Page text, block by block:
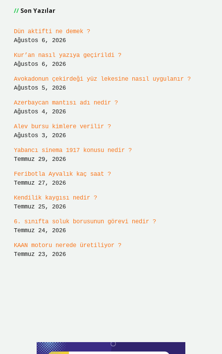
Son Yazılar
Dün aktifti ne demek ?
Ağustos 6, 2026
Kur’an nasıl yazıya geçirildi ?
Ağustos 6, 2026
Avokadonun çekirdeği yüz lekesine nasıl uygulanır ?
Ağustos 5, 2026
Azerbaycan mantısı adı nedir ?
Ağustos 4, 2026
Alev bursu kimlere verilir ?
Ağustos 3, 2026
Yabancı sinema 1917 konusu nedir ?
Temmuz 29, 2026
Feribotla Ayvalık kaç saat ?
Temmuz 27, 2026
Kendilik kaygısı nedir ?
Temmuz 25, 2026
6. sınıfta soluk borusunun görevi nedir ?
Temmuz 24, 2026
KAAN motoru nerede üretiliyor ?
Temmuz 23, 2026